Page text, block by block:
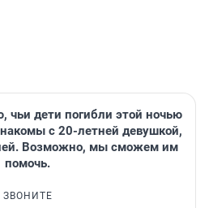
чьи дети погибли этой ночью
с 20-летней девушкой,
Возможно, мы сможем им
помочь.
ЗВОНИТЕ